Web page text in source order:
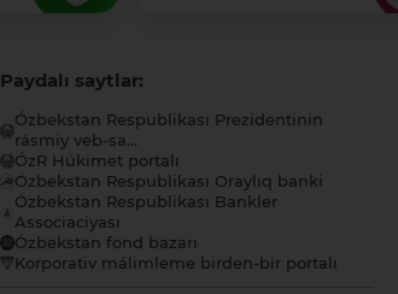
Paydalı saytlar:
Ózbekstan Respublikası Prezidentinin
rásmiy veb-sa...
ÓzR Húkimet portalı
Ózbekstan Respublikası Oraylıq banki
Ózbekstan Respublikası Bankler
Associaciyası
Ózbekstan fond bazarı
Korporativ málimleme birden-bir portalı